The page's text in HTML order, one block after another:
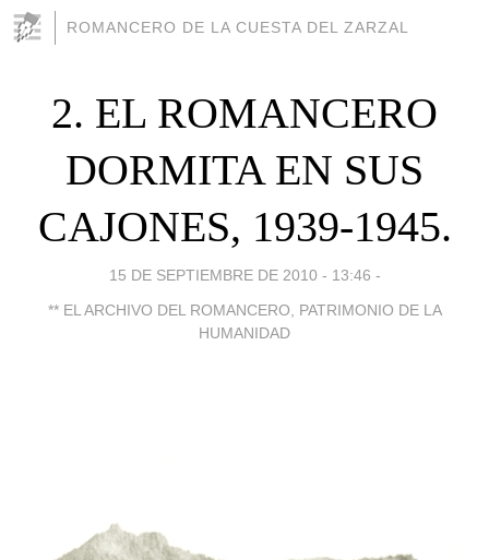
ROMANCERO DE LA CUESTA DEL ZARZAL
2. EL ROMANCERO
DORMITA EN SUS
CAJONES, 1939-1945.
15 DE SEPTIEMBRE DE 2010 - 13:46 -
** EL ARCHIVO DEL ROMANCERO, PATRIMONIO DE LA
HUMANIDAD